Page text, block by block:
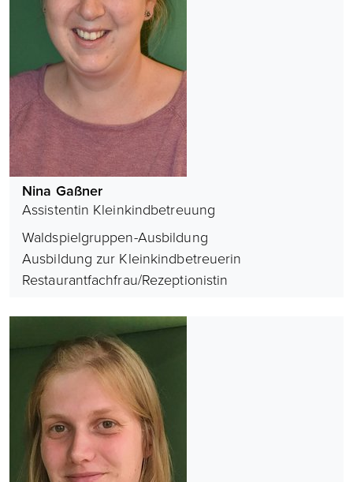
Nina Gaßner
Assistentin Kleinkindbetreuung
Waldspielgruppen-Ausbildung
Ausbildung zur Kleinkindbetreuerin
Restaurantfachfrau/Rezeptionistin